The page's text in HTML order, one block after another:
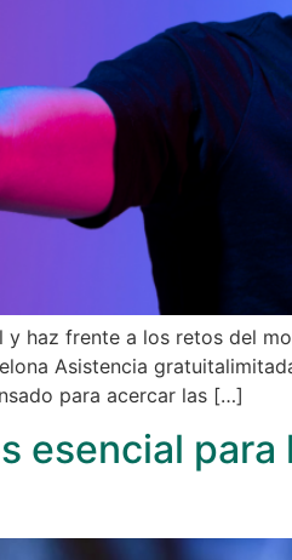
haz frente a los retos del
Asistencia
para acercar las […]
esencial